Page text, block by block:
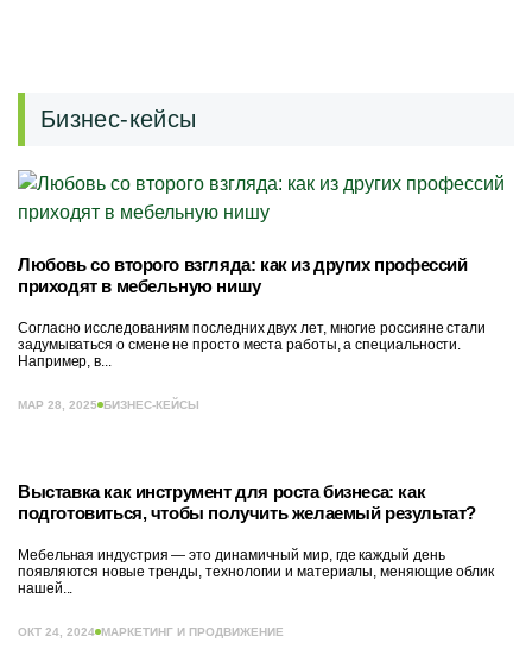
Бизнес-кейсы
Любовь со второго взгляда: как из других профессий
приходят в мебельную нишу
Согласно исследованиям последних двух лет, многие россияне стали
задумываться о смене не просто места работы, а специальности.
Например, в...
МАР 28, 2025 БИЗНЕС-КЕЙСЫ
Выставка как инструмент для роста бизнеса: как
подготовиться, чтобы получить желаемый результат?
Мебельная индустрия — это динамичный мир, где каждый день
появляются новые тренды, технологии и материалы, меняющие облик
нашей...
ОКТ 24, 2024 МАРКЕТИНГ И ПРОДВИЖЕНИЕ